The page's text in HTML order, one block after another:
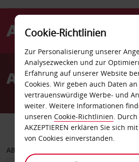
AvisAutovermietung
FAHRZEUG
ABHOLEN VON
Cookie-Richtlinien
Zur Personalisierung unserer
Analysezwecken und zur
Erfahrung auf unserer Website
Cookies. Wir geben auch Daten an
vertrauenswürdige Werbe- und
weiter. Weitere Informationen
unseren Cookie-Richtlinien.
AKZEPTIEREN erklären Sie sich
von Cookies einverstanden.